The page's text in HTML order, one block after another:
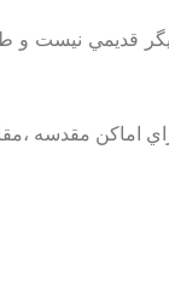
قديمي‌ نيست‌ و
اماكن‌ مقدسه‌